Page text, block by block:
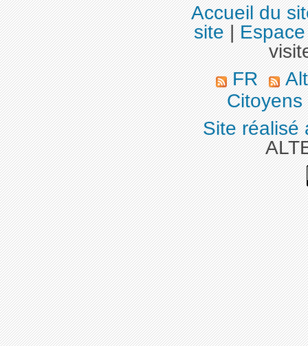
Accueil du
site|
FR
Citoyens
Site réalisé